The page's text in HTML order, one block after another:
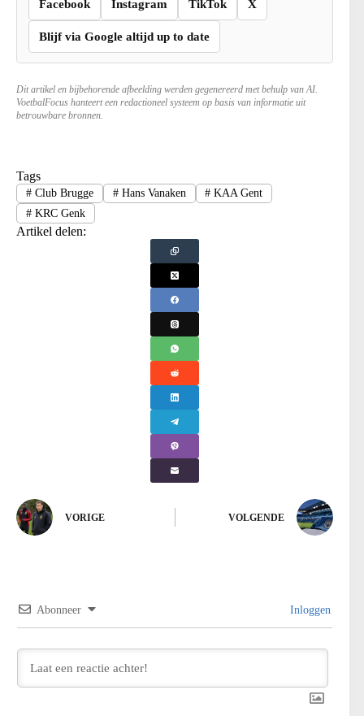
Facebook Instagram TikTok X
Blijf via Google altijd up to date
Dit artikel en bijbehorende afbeelding werden gegenereerd met behulp van AI.
VoetbalFocus hanteert een redactioneel systeem op basis van informatie uit
betrouwbare bronnen.
Tags
#Club Brugge #Hans Vanaken # KAA Gent
#KRC Genk
Artikel delen:
VORIGE VOLGENDE
Abonneer Inloggen